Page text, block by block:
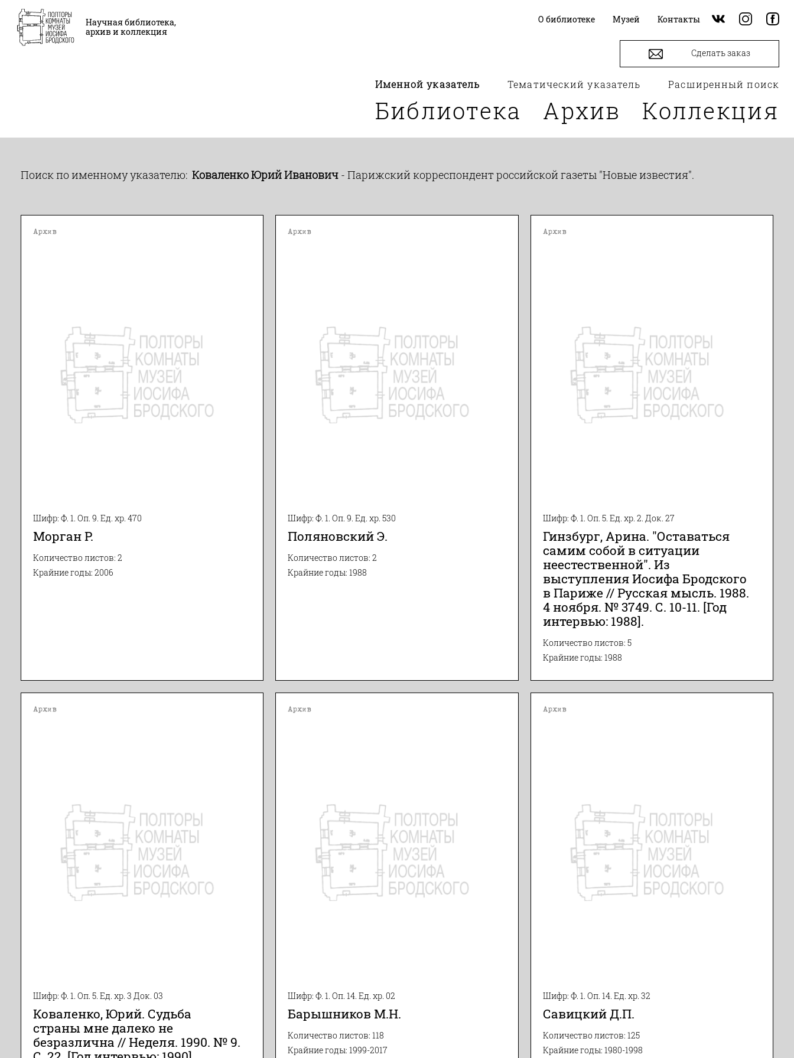
Научная библиотека,
архив и коллекция
О библиотеке Музей Контакты
Именной указатель Тематический указатель Расширенный поиск
Сделать заказ
Библиотека Архив Коллекция
Поиск по именному указателю: Коваленко Юрий Иванович - Парижский корреспондент российской газеты "Новые известия".
Архив
Шифр: Ф. 1. Оп. 9. Ед. хр. 470
Морган Р.
Количество листов: 2
Крайние годы: 2006
Архив
Шифр: Ф. 1. Оп. 9. Ед. хр. 530
Поляновский Э.
Количество листов: 2
Крайние годы: 1988
Архив
Шифр: Ф. 1. Оп. 5. Ед. хр. 2. Док. 27
Гинзбург, Арина. "Оставаться
самим собой в ситуации
неестественной". Из
выступления Иосифа Бродского
в Париже // Русская мысль. 1988.
4 ноября. № 3749. С. 10-11. [Год
интервью: 1988].
Количество листов: 5
Крайние годы: 1988
Архив
Шифр: Ф. 1. Оп. 5. Ед. хр. 3 Док. 03
Коваленко, Юрий. Судьба
страны мне далеко не
безразлична // Неделя. 1990. № 9.
Архив
Шифр: Ф. 1. Оп. 14. Ед. хр. 02
Барышников М.Н.
Количество листов: 118
Крайние годы: 1999-2017
Архив
Шифр: Ф. 1. Оп. 14. Ед. хр. 32
Савицкий Д.П.
Количество листов: 125
Крайние годы: 1980-1998